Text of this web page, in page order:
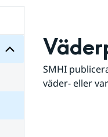
för
SMHI
väder- eller